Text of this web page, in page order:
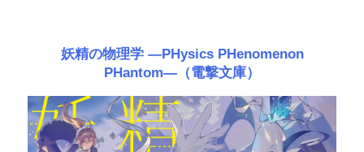
妖精の物理学 ―PHysics PHenomenon
PHantom―（電撃文庫）